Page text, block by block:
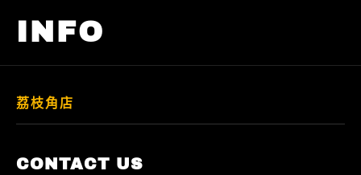
INFO
荔枝角店
CONTACT US